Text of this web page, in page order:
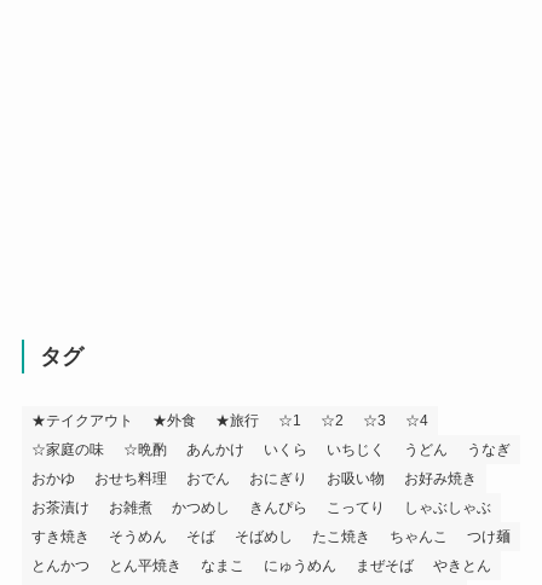
タグ
★テイクアウト ★外食 ★旅行 ☆1 ☆2 ☆3
☆4
☆家庭の味
☆晩酌 あんかけ いくら いちじく うどん
うなぎ
おかゆ
おせち料理 おでん おにぎり お吸い物
お好み焼き
お茶漬け
お雑煮 かつめし きんぴら こってり
しゃぶしゃぶ
すき焼き
そうめん そば そばめし たこ焼き ちゃんこ
つけ麺
とんかつ
とん平焼き なまこ にゅうめん まぜそば
やきとん